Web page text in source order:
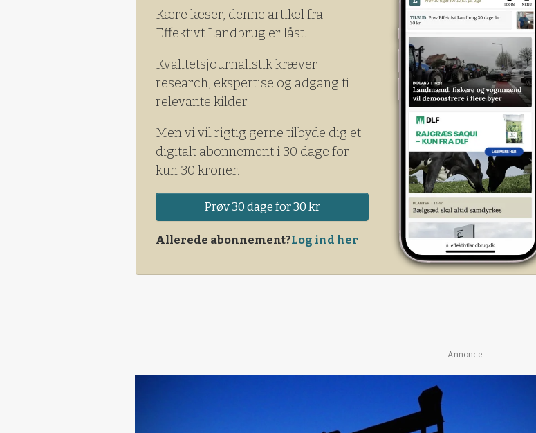
For flere af løsningerne gælder det, at der er tale om forskellige
alarmsystemer, som giver lyd f
Kære læser, denne artikel fra
Effektivt Landbrug er låst.
Kvalitetsjournalistik kræver
research, ekspertise og adgang til
relevante kilder.
Men vi vil rigtig gerne tilbyde dig et
digitalt abonnement i 30 dage for
kun 30 kroner.
Prøv 30 dage for 30 kr
Allerede abonnement?Log ind her
Annonce